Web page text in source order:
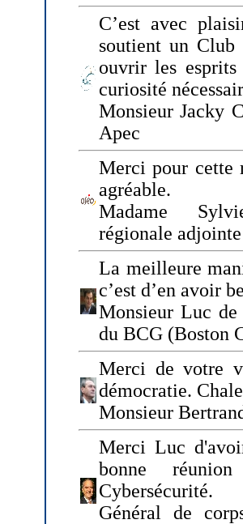
C’est avec
soutient un Club
ouvrir les
curiosité
Monsieur Jacky
Apec
Merci pour cette
agréable.
Madame
régionale
La meilleure
c’est d’en avoir
Monsieur Luc de
du BCG (Boston
Merci de votre
démocratie.
Monsieur
Merci Luc
bonne
Cybersécurité.
Général de